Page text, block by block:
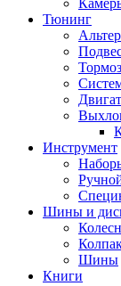
Тюнинг
Инструмент
Шины и
Шины
Книги